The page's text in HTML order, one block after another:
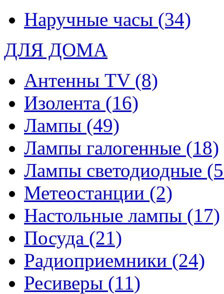
Наручные часы (34)
ДЛЯ ДОМА
Антенны TV (8)
Изолента (16)
Лампы (49)
Лампы галогенные (18)
Лампы светодиодные
Метеостанции (2)
Настольные лампы (17)
Посуда (21)
Радиоприемники (24)
Ресиверы (11)